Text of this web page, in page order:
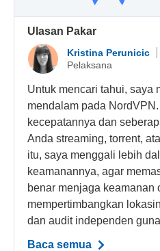
Ulasan Pakar
Kristina Perunicic
Pelaksana
Untuk mencari tahui, saya
mendalam pada
kecepatannya dan
Anda streaming, torrent,
itu, saya menggali lebih
keamanannya, agar
benar menjaga keamanan
mempertimbangkan
dan audit independen
Baca semua